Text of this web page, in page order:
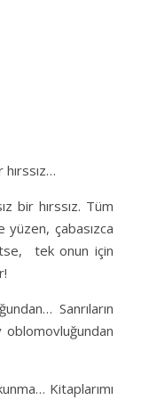
bir hırssız. Tüm
yüzen, çabasızca
tek onun için
Sanrıların
Kitaplarımı